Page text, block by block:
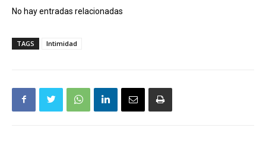
No hay entradas relacionadas
TAGS Intimidad